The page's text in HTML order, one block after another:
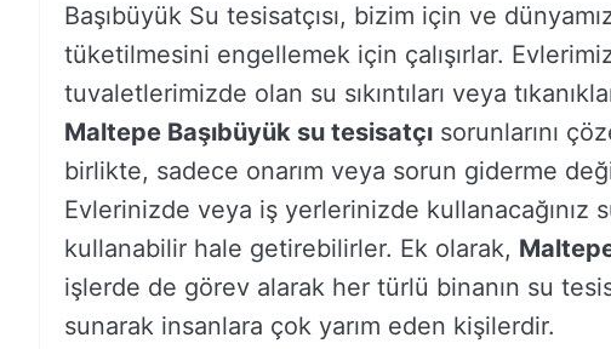
Başıbüyük Su tesisatçısı, bizim için ve
tüketilmesini engellemek için çalışırlar.
tuvaletlerimizde olan su sıkıntıları veya
Maltepe Başıbüyük su tesisatçı sorunlarını
birlikte, sadece onarım veya sorun giderme
Evlerinizde veya iş yerlerinizde kullanacağınız
kullanabilir hale getirebilirler. Ek olarak,
işlerde de görev alarak her türlü binanın su
sunarak insanlara çok yarım eden kişilerdir.